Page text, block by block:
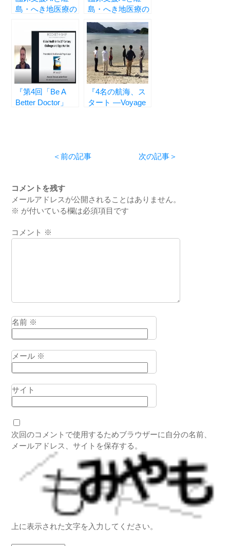
島・へき地医療の
島・へき地医療の
前編
『第4回「Be A
Better Doctor」
『4名の航海、ス
タート ―Voyage
＜前の記事 次の記事＞
コメントを残す
メールアドレスが公開されることはありません。
※ が付いている欄は必須項目です
コメント ※
名前 ※
メール ※
サイト
次回のコメントで使用するためブラウザーに自分の名前、
メールアドレス、サイトを保存する。
上に表示された文字を入力してください。